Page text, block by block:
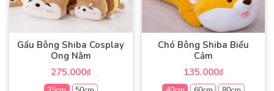
tùy
có
thể
chọn
tùy
chọn
có
thể
chọn
Gấu Bông Shiba Cosplay
Ong Nằm
275.000₫
Chó Bông Shiba Biểu
Cảm
135.000₫